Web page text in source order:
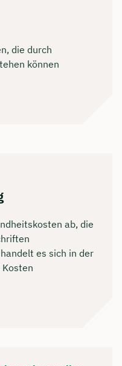
die durch
können
ab, die
es sich in der